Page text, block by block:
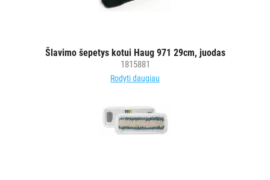
PRIEMONĖSŠlavimo šepetys kotui Haug 971 29cm, juodas
1815881
Rodyti daugiau